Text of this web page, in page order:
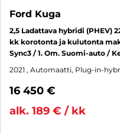
Ford Kuga
2,5 Ladattava hybridi (PHEV)
kk korotonta ja kulutonta
Sync3 / 1. Om. Suomi-auto /
2021 , Automaatti, Plug-in-
16 450 €
alk. 189 € / kk